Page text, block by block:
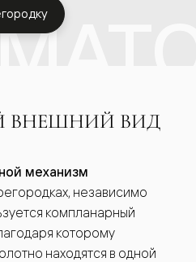
ВНЕШНИЙ ВИД
механизм
независимо
компланарный
которому
находятся в одной